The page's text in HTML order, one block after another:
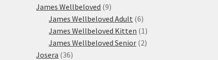
produktů
James Wellbeloved 99
produktů
James Wellbeloved Adult 66
produktů
James Wellbeloved Kitten 1 1
produkt
James Wellbeloved Senior 22
Josera 3636